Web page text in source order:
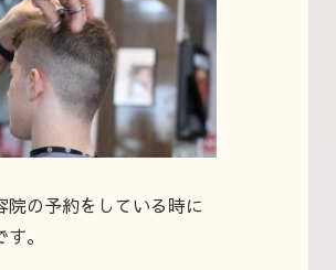
院の予約をしている時に
。